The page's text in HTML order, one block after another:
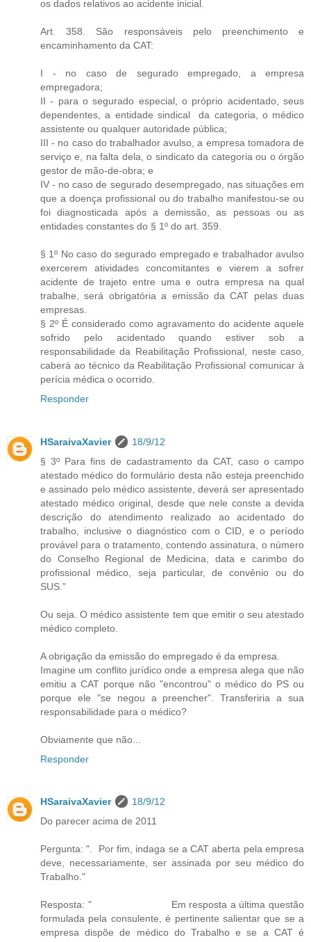
os dados relativos ao acidente inicial.
Art. 358. São responsáveis pelo preenchimento e
encaminhamento da CAT:
I - no caso de segurado empregado, a empresa
empregadora;
II - para o segurado especial, o próprio acidentado, seus
dependentes, a entidade sindical da categoria, o médico
assistente ou qualquer autoridade pública;
III - no caso do trabalhador avulso, a empresa tomadora de
serviço e, na falta dela, o sindicato da categoria ou o órgão
gestor de mão-de-obra; e
IV - no caso de segurado desempregado, nas situações em
que a doença profissional ou do trabalho manifestou-se ou
foi diagnosticada após a demissão, as pessoas ou as
entidades constantes do § 1º do art. 359.
§ 1º No caso do segurado empregado e trabalhador avulso
exercerem atividades concomitantes e vierem a sofrer
acidente de trajeto entre uma e outra empresa na qual
trabalhe, será obrigatória a emissão da CAT pelas duas
empresas.
§ 2º É considerado como agravamento do acidente aquele
sofrido pelo acidentado quando estiver sob a
responsabilidade da Reabilitação Profissional, neste caso,
caberá ao técnico da Reabilitação Profissional comunicar à
perícia médica o ocorrido.
Responder
HSaraivaXavier
18/9/12
§ 3º Para fins de cadastramento da CAT, caso o campo
atestado médico do formulário desta não esteja preenchido
e assinado pelo médico assistente, deverá ser apresentado
atestado médico original, desde que nele conste a devida
descrição do atendimento realizado ao acidentado do
trabalho, inclusive o diagnóstico com o CID, e o período
provável para o tratamento, contendo assinatura, o número
do Conselho Regional de Medicina, data e carimbo do
profissional médico, seja particular, de convênio ou do
SUS."
Ou seja. O médico assistente tem que emitir o seu atestado
médico completo.
A obrigação da emissão do empregado é da empresa.
Imagine um conflito jurídico onde a empresa alega que não
emitiu a CAT porque não "encontrou" o médico do PS ou
porque ele "se negou a preencher". Transferiria a sua
responsabilidade para o médico?
Obviamente que não...
Responder
HSaraivaXavier
18/9/12
Do parecer acima de 2011
Pergunta: ". Por fim, indaga se a CAT aberta pela empresa
deve, necessariamente, ser assinada por seu médico do
Trabalho."
Resposta: " Em resposta a última questão
formulada pela consulente, é pertinente salientar que se a
empresa dispõe de médico do Trabalho e se a CAT é